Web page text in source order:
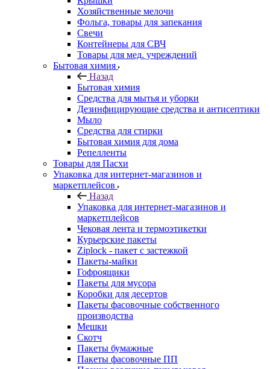
Хозяйственные мелочи
Фольга, товары для запекания
Свечи
Контейнеры для СВЧ
Товары для мед. учреждений
Бытовая химия
Назад
Бытовая химия
Средства для мытья и уборки
Дезинфицирующие средства и антисептики
Мыло
Средства для стирки
Бытовая химия для дома
Репелленты
Товары для Пасхи
Упаковка для интернет-магазинов и
маркетплейсов
Назад
Упаковка для интернет-магазинов и
маркетплейсов
Чековая лента и термоэтикетки
Курьерские пакеты
Ziplock - пакет с застежкой
Пакеты-майки
Гофроящики
Пакеты для мусора
Коробки для десертов
Пакеты фасовочные собственного
производства
Мешки
Скотч
Пакеты бумажные
Пакеты фасовочные ПП